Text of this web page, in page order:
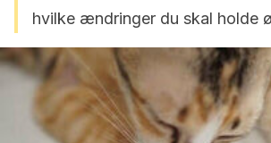
hvilke ændringer du skal holde